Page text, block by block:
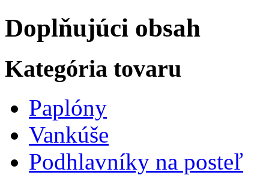
Doplňujúci obsah
Kategória tovaru
Paplóny
Vankúše
Podhlavníky na posteľ